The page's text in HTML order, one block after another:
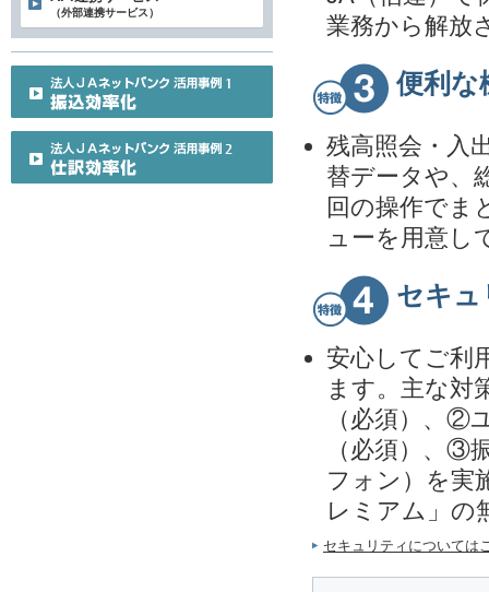
業務から解放
便利な
残高照会・入
替データや、
回の操作でま
ューを用意し
セキュ
安心してご利
ます。主な対
（必須）、②
（必須）、③
フォン）を実
レミアム」の
セキュリティについては
（外部連携サービス）